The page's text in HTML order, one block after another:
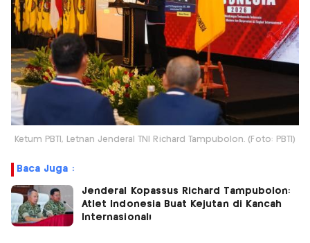
Ketum PBTI, Letnan Jenderal TNI Richard Tampubolon. (Foto: PBTI)
Baca Juga :
Jenderal Kopassus Richard Tampubolon:
Atlet Indonesia Buat Kejutan di Kancah
Internasional!